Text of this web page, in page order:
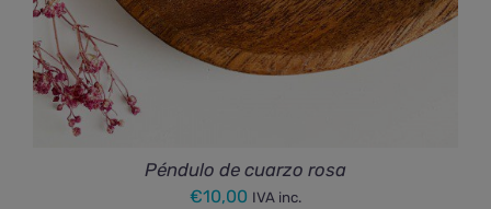
Péndulo de cuarzo rosa
€10,00 IVA inc.